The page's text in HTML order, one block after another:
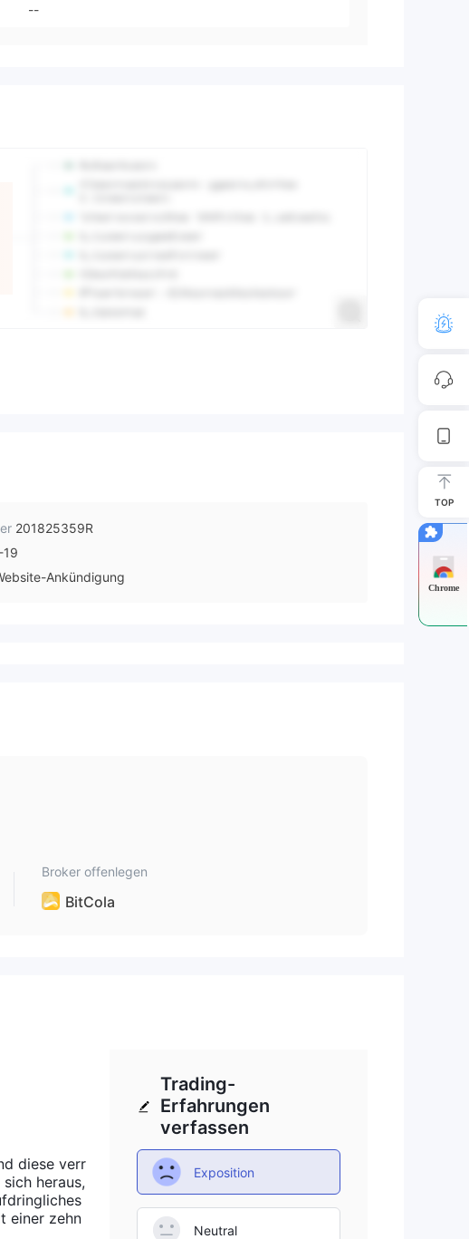
--
201825359R
Ankündigung
Broker offenlegen
BitCola
diese verr
heraus,
einer zehn
Trading-
Erfahrungen
verfassen
Exposition
Neutral
TOP
Chrome